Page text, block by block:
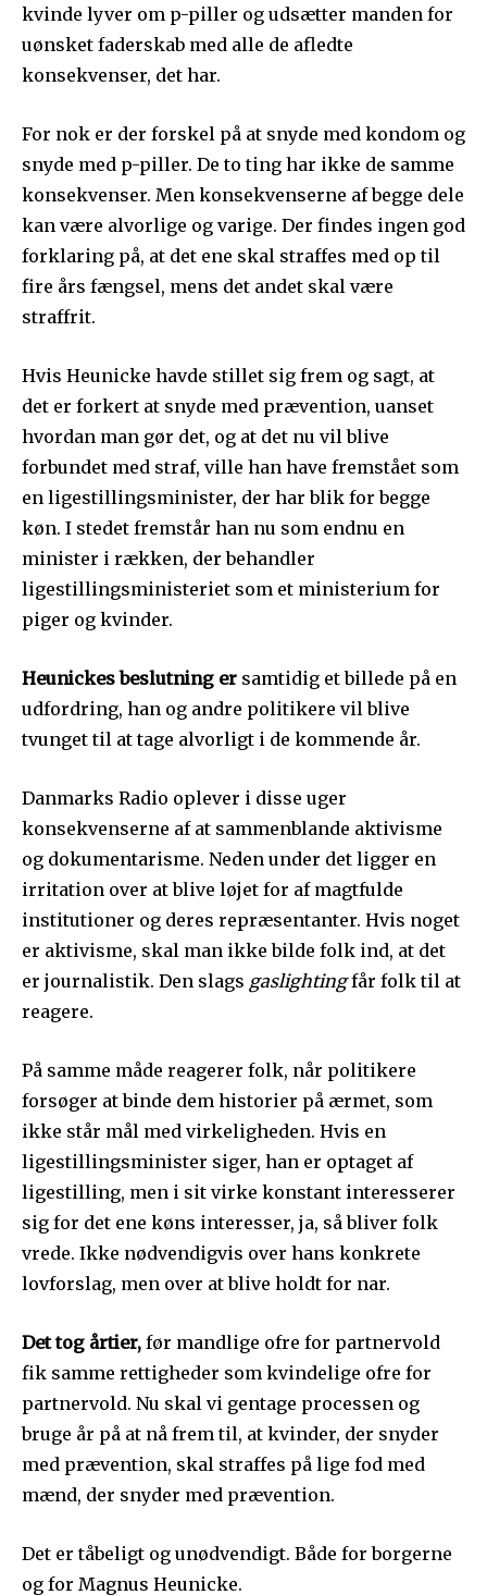
kvinde lyver om p-piller og udsætter manden for
uønsket faderskab med alle de afledte
konsekvenser, det har.
For nok er der forskel på at snyde med kondom og
snyde med p-piller. De to ting har ikke de samme
konsekvenser. Men konsekvenserne af begge dele
kan være alvorlige og varige. Der findes ingen god
forklaring på, at det ene skal straffes med op til
fire års fængsel, mens det andet skal være
straffrit.
Hvis Heunicke havde stillet sig frem og sagt, at
det er forkert at snyde med prævention, uanset
hvordan man gør det, og at det nu vil blive
forbundet med straf, ville han have fremstået som
en ligestillingsminister, der har blik for begge
køn. I stedet fremstår han nu som endnu en
minister i rækken, der behandler
ligestillingsministeriet som et ministerium for
piger og kvinder.
Heunickes beslutning er samtidig et billede på en
udfordring, han og andre politikere vil blive
tvunget til at tage alvorligt i de kommende år.
Danmarks Radio oplever i disse uger
konsekvenserne af at sammenblande aktivisme
og dokumentarisme. Neden under det ligger en
irritation over at blive løjet for af magtfulde
institutioner og deres repræsentanter. Hvis noget
er aktivisme, skal man ikke bilde folk ind, at det
er journalistik. Den slags gaslightingfår folk til at
reagere.
På samme måde reagerer folk, når politikere
forsøger at binde dem historier på ærmet, som
ikke står mål med virkeligheden. Hvis en
ligestillingsminister siger, han er optaget af
ligestilling, men i sit virke konstant interesserer
sig for det ene køns interesser, ja, så bliver folk
vrede. Ikke nødvendigvis over hans konkrete
lovforslag, men over at blive holdt for nar.
Det tog årtier, før mandlige ofre for partnervold
fik samme rettigheder som kvindelige ofre for
partnervold. Nu skal vi gentage processen og
bruge år på at nå frem til, at kvinder, der snyder
med prævention, skal straffes på lige fod med
mænd, der snyder med prævention.
Det er tåbeligt og unødvendigt. Både for borgerne
og for Magnus Heunicke.